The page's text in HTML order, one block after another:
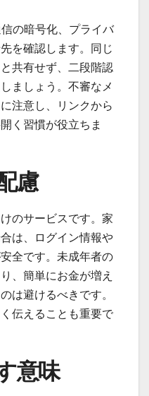
の暗号化、プライバ
を確認します。同じ
共有せず、二段階認
ましょう。不審なメ
注意し、リンクから
く習慣が役立ちま
慮
のサービスです。家
は、ログイン情報や
全です。未成年者の
、簡単にお金が増え
は避けるべきです。
伝えることも重要で
意味